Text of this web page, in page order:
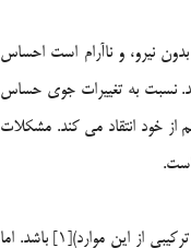
نيرو، و ناآرام است احساس
نسبت به تغييرات جوي حساس
از خود انتقاد مي كند. مشكلات
زمينه ها و علل افسردگي مي تواند متعدد و متفاوت (ژنتيكي، روان شناختي، زيست شناختي يا محيطي و اغلب تركيبي از اين موارد)[1] باشد. اما